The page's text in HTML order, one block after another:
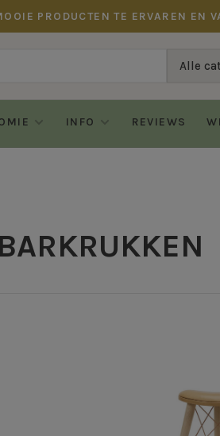
PRODUCTEN TE ERVAREN EN
Alle
INFO REVIEWS
BARKRUKKEN